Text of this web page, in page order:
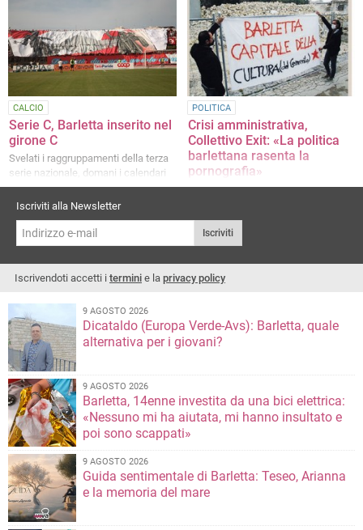
CALCIO
Serie C, Barletta inserito nel
girone C
Svelati i raggruppamenti della terza
serie nazionale, domani i calendari
POLITICA
Crisi amministrativa,
Collettivo Exit: «La politica
barlettana rasenta la
pornografia»
La nota degli attivisti
Iscriviti alla Newsletter
Iscriviti
Iscrivendoti accetti i termini e la privacy policy
9 AGOSTO 2026
Dicataldo (Europa Verde-Avs): Barletta, quale
alternativa per i giovani?
9 AGOSTO 2026
Barletta, 14enne investita da una bici elettrica:
«Nessuno mi ha aiutata, mi hanno insultato e
poi sono scappati»
9 AGOSTO 2026
Guida sentimentale di Barletta: Teseo, Arianna
e la memoria del mare